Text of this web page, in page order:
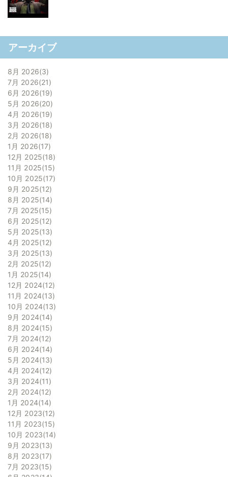
アーカイブ
8月 2026 3
7月 2026 21
6月 2026 19
5月 2026 20
4月 2026 19
3月 2026 18
2月 2026 18
1月 2026 17
12月 2025 18
11月 2025 15
10月 2025 17
9月 2025 12
8月 2025 14
7月 2025 15
6月 2025 12
5月 2025 13
4月 2025 12
3月 2025 13
2月 2025 12
1月 2025 14
12月 2024 12
11月 2024 13
10月 2024 13
9月 2024 14
8月 2024 15
7月 2024 12
6月 2024 14
5月 2024 13
4月 2024 12
3月 2024 11
2月 2024 12
1月 2024 14
12月 2023 12
11月 2023 15
10月 2023 14
9月 2023 13
8月 2023 17
7月 2023 15